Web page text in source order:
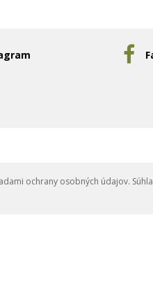
ochrany osobných údajov.